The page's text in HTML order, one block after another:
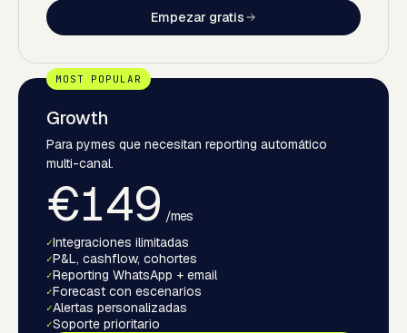
Empezar gratis
Growth
Para pymes que necesitan reporting automático
multi-canal.
€149 /mes
✓Integraciones ilimitadas
✓P&L, cashflow, cohortes
✓Reporting WhatsApp + email
✓Forecast con escenarios
✓Alertas personalizadas
✓Soporte prioritario